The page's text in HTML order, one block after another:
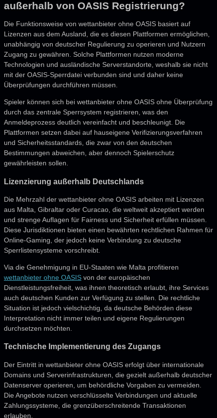
außerhalb von OASIS Registrierung?
Die Funktionsweise von wettanbieter ohne OASIS basiert auf
Lizenzen aus dem Ausland, die es diesen Plattformen ermöglichen,
unabhängig von deutscher Regulierung zu operieren und Nutzern
Zugang zu gewähren. Solche Plattformen nutzen moderne
Technologien und ausländische Serverstandorte, weshalb sie nicht
mit der OASIS-Sperrdatei verbunden sind und daher keine
Überprüfungen durchführen müssen.
Spieler können sich bei wettanbieter ohne OASIS ohne Überprüfung
durch das zentrale Sperrsystem registrieren, was den
Anmeldeprozess deutlich vereinfacht und beschleunigt. Die
Plattformen setzen dabei auf hauseigene Verifizierungsverfahren
und Sicherheitsstandards, die zwar von den deutschen
Bestimmungen abweichen, aber dennoch Spielerschutz
gewährleisten sollen.
Lizenzierung außerhalb Deutschlands
Die Mehrzahl der wettanbieter ohne OASIS arbeiten mit Lizenzen
aus Malta, Gibraltar oder Curacao, die weltweit akzeptiert werden
und strenge Auflagen für Fairness und Sicherheit erfüllen müssen.
Diese Jurisdiktionen bieten einen bewährten rechtlichen Rahmen für
Online-Gaming, der jedoch keine Verbindung zu deutsche
Sperrlistensysteme vorschreibt.
Via die Genehmigung in EU-Staaten wie Malta profitieren
wettanbieter ohne OASIS von der europäischen
Dienstleistungsfreiheit, was ihnen theoretisch erlaubt, ihre Services
auch deutschen Kunden zur Verfügung zu stellen. Die rechtliche
Situation ist jedoch vielschichtig, da deutsche Behörden diese
Interpretation nicht immer teilen und eigene Regulierungen
durchsetzen möchten.
Technische Implementierung des Zugangs
Der Eintritt in wettanbieter ohne OASIS erfolgt über internationale
Domains und Serverinfrastrukturen, die gezielt außerhalb deutscher
Datenserver operieren, um behördliche Vorgaben zu vermeiden.
Die Angebote nutzen verschlüsselte Verbindungen und aktuelle
Zahlungssysteme, die grenzüberschreitende Transaktionen
erlauben.